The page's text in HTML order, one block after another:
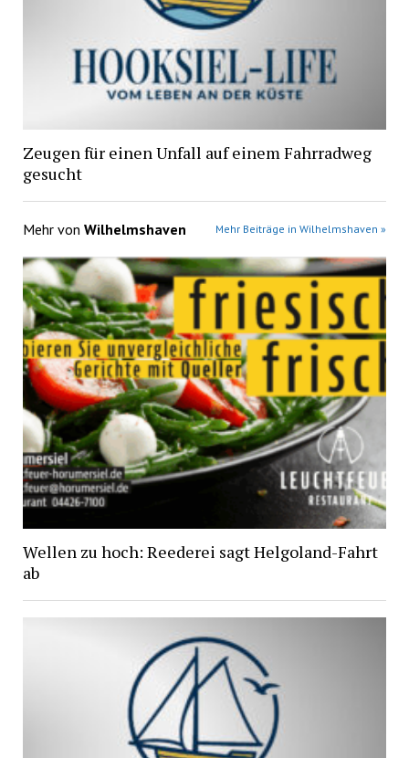
Zeugen für einen Unfall auf einem Fahrradweg
gesucht
Mehr von Wilhelmshaven Mehr Beiträge in Wilhelmshaven »
Wellen zu hoch: Reederei sagt Helgoland-Fahrt
ab